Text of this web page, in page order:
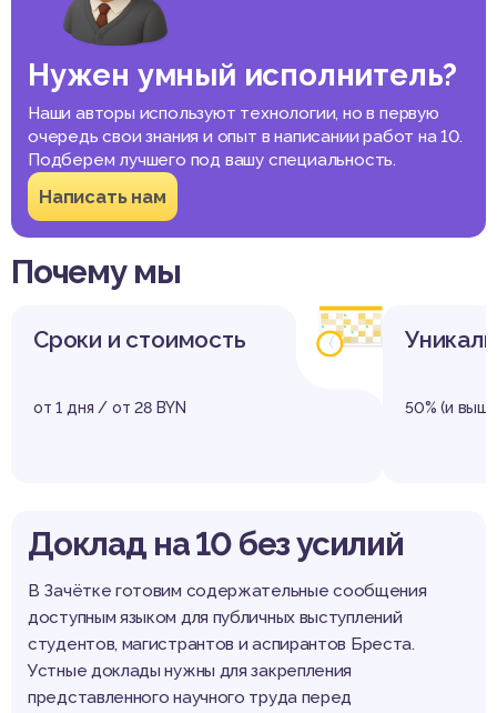
Нужен умный исполнитель?
Наши авторы используют технологии, но в первую
очередь свои знания и опыт в написании работ на 10.
Подберем лучшего под вашу специальность.
Написать нам
Почему мы
Сроки и стоимость
от 1 дня / от 28 BYN 50% (и
Доклад на 10 без усилий
В Зачётке готовим содержательные сообщения
доступным языком для публичных выступлений
студентов, магистрантов и аспирантов Бреста.
Устные доклады нужны для закрепления
представленного научного труда перед